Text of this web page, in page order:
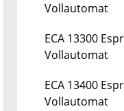
Vollautomat
ECA 13300
Vollautomat
ECA 13400
Vollautomat